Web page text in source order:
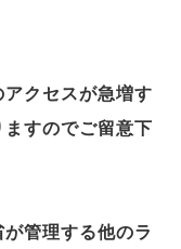
クセスが急増す
すのでご留意下
管理する他のラ